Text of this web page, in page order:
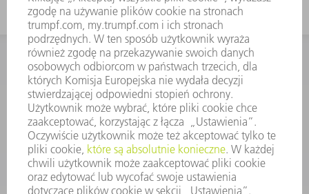
KONTAKT
Dział Części Zamiennych i Narzędzi
48225753936
8.00 - 17.00
czesci.zamienne@trumpf.com